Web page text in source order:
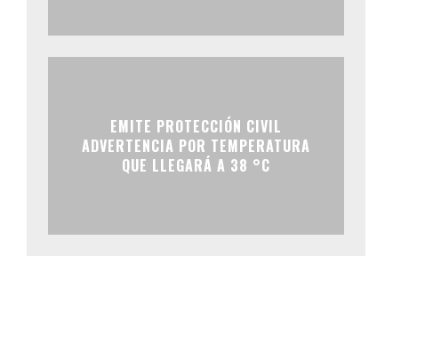
EMITE PROTECCIÓN CIVIL
ADVERTENCIA POR TEMPERATURA
QUE LLEGARÁ A 38 °C